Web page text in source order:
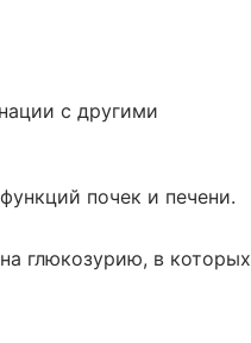
с другими
почек и печени.
глюкозурию, в которых